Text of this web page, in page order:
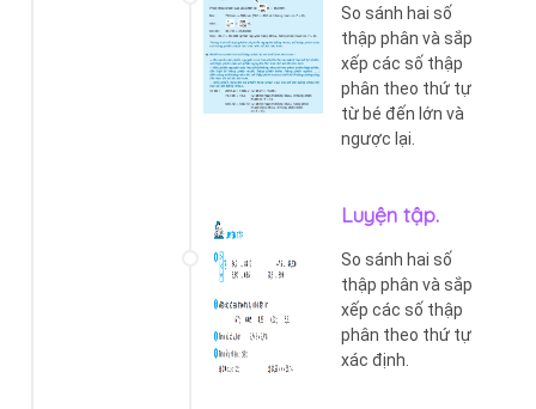
So sánh hai số
thập phân và sắp
xếp các số thập
phân theo thứ tự
từ bé đến lớn và
ngược lại.
Luyện tập.
So sánh hai số
thập phân và sắp
xếp các số thập
phân theo thứ tự
xác định.